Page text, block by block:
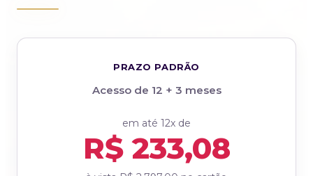
PRAZO PADRÃO
Acesso de 12 + 3 meses
em até 12x de
R$ 233,08